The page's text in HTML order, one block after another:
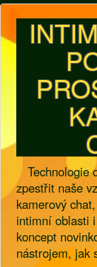
Technologie
zpestřit naše
kamerový
intimní oblasti
koncept
nástrojem, jak